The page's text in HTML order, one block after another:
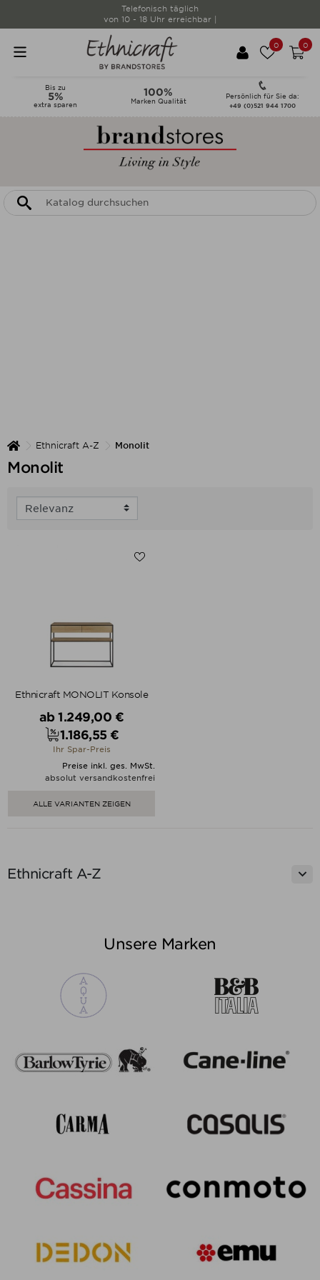
Telefonisch täglich
von 10 - 18 Uhr erreichbar |
0 0
Bis zu
5%
extra sparen
100%
Marken Qualität
Persönlich für Sie da:
+49 (0)521 944 1700
Ethnicraft A-Z Monolit
Ethnicraft A-Z 
Monolit
Ethnicraft MONOLIT Konsole
Verkaufspreis
ab 1.249,00 €
Preis
1.186,55 €
Ihr Spar-Preis
Preise inkl. ges. MwSt.
absolut versandkostenfrei
ALLE VARIANTEN ZEIGEN
Unsere Marken